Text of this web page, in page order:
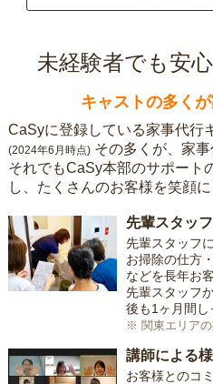
未経験者でも安
キャストの多く
CaSyに登録している家事代行
(2024年6月時点) その多くが、家事
それでもCaSy本部のサポート
し、たくさんのお客様を笑顔に
先輩スタッ
先輩スタッフ
お掃除の仕方
などを長年お
先輩スタッフ
後も1ヶ月間し
※ 関東エリア
講師による
お客様とのコ